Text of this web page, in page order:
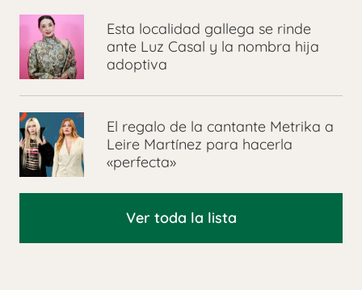
Esta localidad gallega se rinde
ante Luz Casal y la nombra hija
adoptiva
El regalo de la cantante Metrika a
Leire Martínez para hacerla
«perfecta»
Ver toda la lista